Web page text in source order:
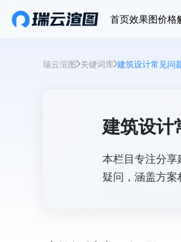
首页效果图价格
瑞云渲图 关键词库 建筑设计常见问
建筑设计
本栏目专注分
疑问，涵盖方